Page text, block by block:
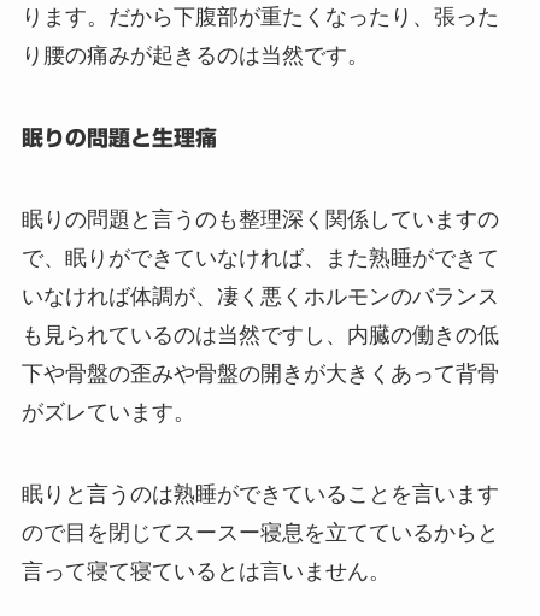
ります。だから下腹部が重たくなったり、張った
り腰の痛みが起きるのは当然です。
眠りの問題と生理痛
眠りの問題と言うのも整理深く関係していますの
で、眠りができていなければ、また熟睡ができて
いなければ体調が、凄く悪くホルモンのバランス
も見られているのは当然ですし、内臓の働きの低
下や骨盤の歪みや骨盤の開きが大きくあって背骨
がズレています。
眠りと言うのは熟睡ができていることを言います
ので目を閉じてスースー寝息を立てているからと
言って寝て寝ているとは言いません。